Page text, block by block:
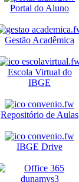
Portal do Aluno
Gestão Acadêmica
Escola Virtual do
IBGE
Repositório de Aulas
IBGE Drive